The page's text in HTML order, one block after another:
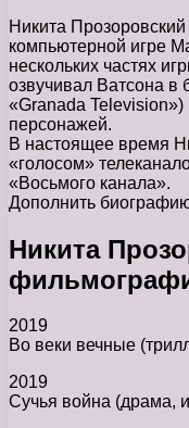
Никита
компьютерной игре
нескольких частях
озвучивал Ватсона в
«Granada
персонажей.
В настоящее время
«голосом»
«Восьмого канала».
Дополнить
Никита
2019
Во веки вечные
2019
Сучья война (драма,